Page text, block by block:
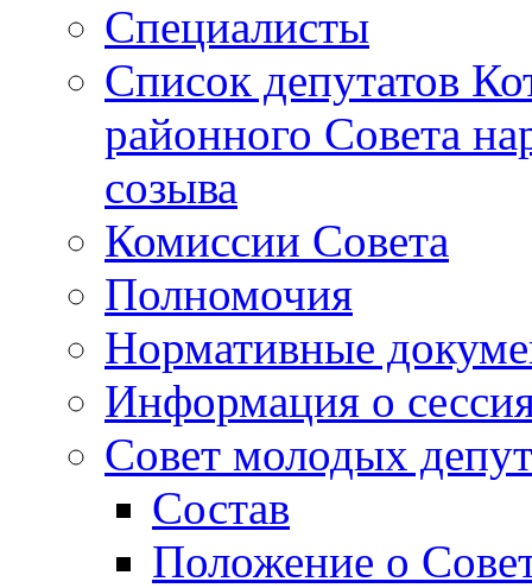
Специалисты
Список депутатов
районного Совета
созыва
Комиссии Совета
Полномочия
Нормативные
Информация о
Совет молодых
Состав
Положение о